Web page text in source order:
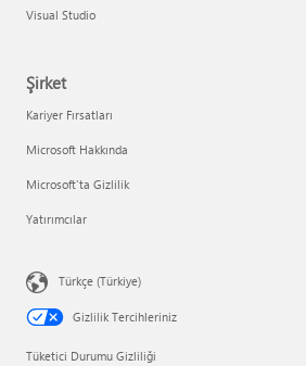
Visual Studio
Şirket
Kariyer Fırsatları
Microsoft Hakkında
Microsoft'ta Gizlilik
Yatırımcılar
Türkçe (Türkiye)
Gizlilik Tercihleriniz
Tüketici Durumu Gizliliği